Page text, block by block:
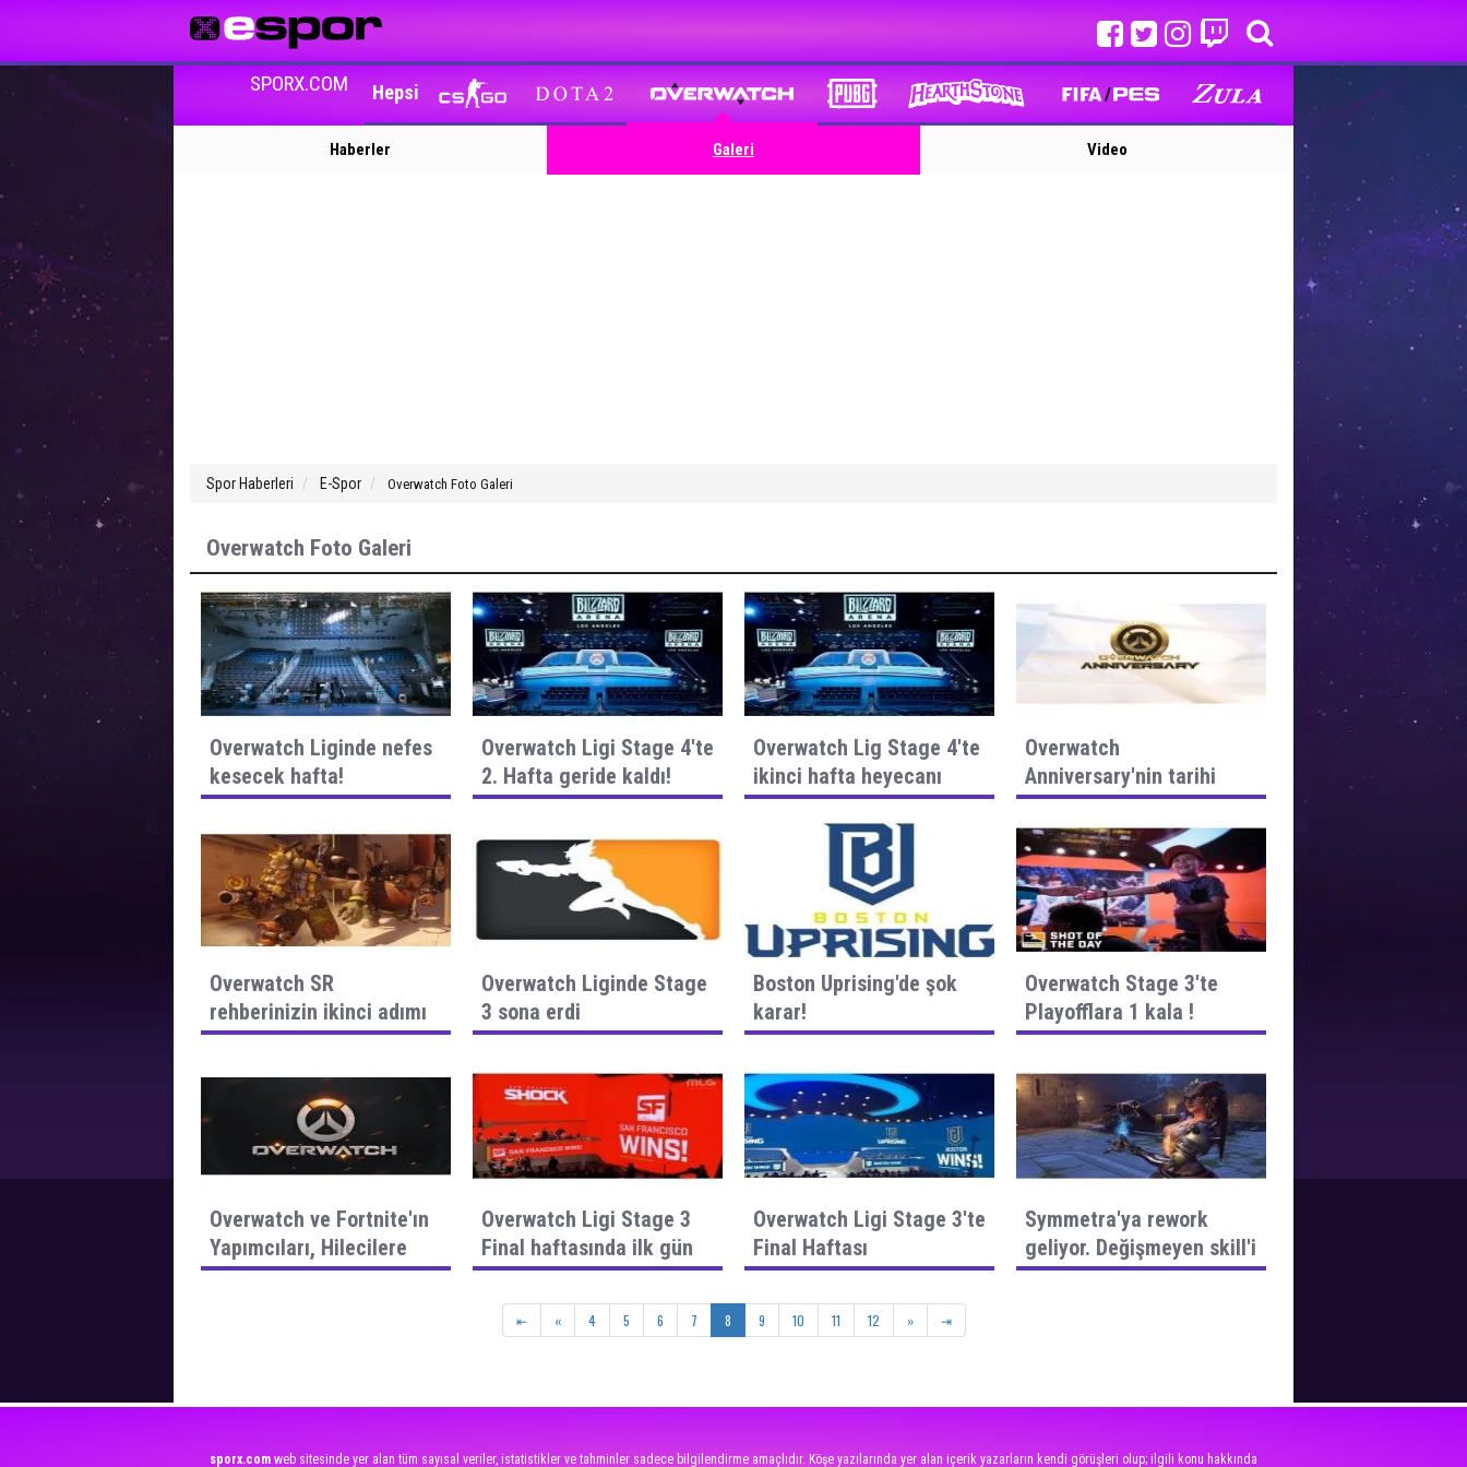
SPORX.COM Hepsi
Haberler Galeri Video
Spor Haberleri E-Spor Overwatch Foto Galeri
Overwatch Foto Galeri
Overwatch Liginde nefes
kesecek hafta!
Overwatch Ligi Stage 4'te
2. Hafta geride kaldı!
Overwatch Lig Stage 4'te
ikinci hafta heyecanı
başlıyor!
Overwatch
Anniversary'nin tarihi
belli oldu!
Overwatch SR
rehberinizin ikinci adımı
burada!
Overwatch Liginde Stage
3 sona erdi
Boston Uprising'de şok
karar!
Overwatch Stage 3'te
Playofflara 1 kala !
Overwatch ve Fortnite'ın
Yapımcıları, Hilecilere
Karşı Savaş Açtı !
Overwatch Ligi Stage 3
Final haftasında ilk gün
heyecanı!
Overwatch Ligi Stage 3'te
Final Haftası
Symmetra'ya rework
geliyor. Değişmeyen skill'i
yok
⇤ « 4 5 6 7 8 9 10 11 12 » ⇥
sporx.com web sitesinde yer alan tüm sayısal veriler, istatistikler ve tahminler sadece bilgilendirme amaçlıdır. Köşe yazılarında yer alan içerik yazarların kendi görüşleri olup; ilgili konu hakkında